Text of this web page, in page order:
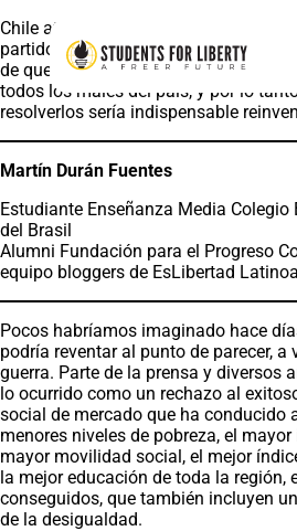
Chile atraviesa una crisis política en
partidos políticos están
de que en la actual Constitución se
todos los males del país, y por lo
resolverlos sería indispensable
Martín Durán Fuentes
Estudiante Enseñanza Media Colegio
del Brasil
Alumni Fundación para el Progreso
equipo bloggers de EsLibertad
Pocos habríamos imaginado hace
podría reventar al punto de parecer, a
guerra. Parte de la prensa y diversos
lo ocurrido como un rechazo al
social de mercado que ha conducido
menores niveles de pobreza, el
mayor movilidad social, el mejor
la mejor educación de toda la región,
conseguidos, que también incluyen
de la desigualdad.